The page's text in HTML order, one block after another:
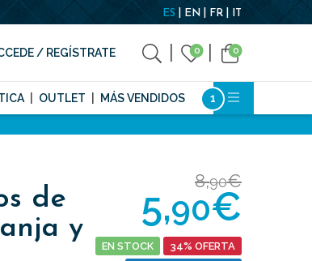
ES EN FR IT
/ REGÍSTRATE 0 0
OUTLET MÁS VENDIDOS
de
y
8,90€
5,90€
EN STOCK
34% OFERTA